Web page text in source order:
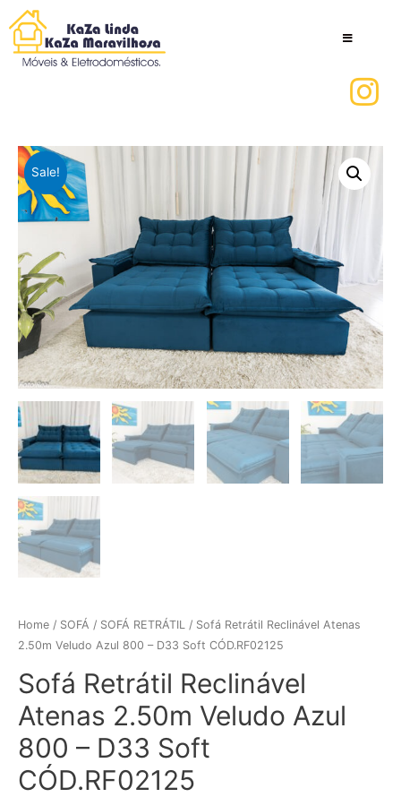
Sale!
Home / SOFÁ / SOFÁ RETRÁTIL / Sofá Retrátil Reclinável Atenas
2.50m Veludo Azul 800 – D33 Soft CÓD.RF02125
Sofá Retrátil Reclinável
Atenas 2.50m Veludo Azul
800 – D33 Soft
CÓD.RF02125